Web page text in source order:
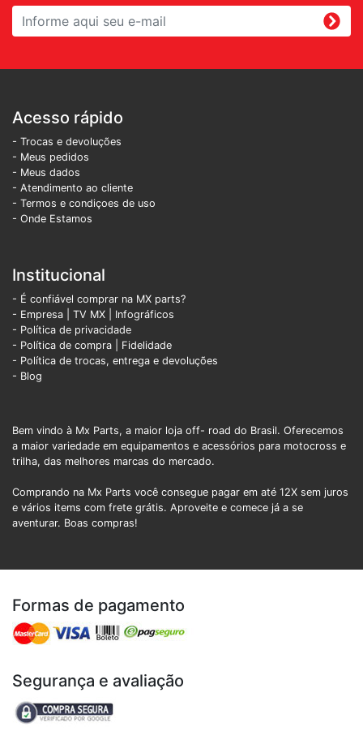
Acesso rápido
- Trocas e devoluções
- Meus pedidos
- Meus dados
- Atendimento ao cliente
- Termos e condiçoes de uso
- Onde Estamos
Institucional
- É confiável comprar na MX parts?
- Empresa
TV MX
Infográficos
- Política de privacidade
- Política de compra | Fidelidade
- Política de trocas, entrega e devoluções
- Blog
Bem vindo à Mx Parts, a maior loja off- road do Brasil. Oferecemos
a maior variedade em equipamentos e acessórios para motocross e
trilha, das melhores marcas do mercado.
Comprando na Mx Parts você consegue pagar em até 12X sem juros
e vários items com frete grátis. Aproveite e comece já a se
aventurar. Boas compras!
Formas de pagamento
Segurança e avaliação